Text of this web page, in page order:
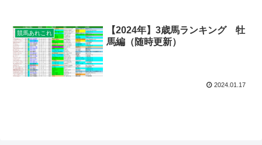
競馬あれこれ
【2024年】3歳馬ランキング 牡
馬編（随時更新）
2024.01.17